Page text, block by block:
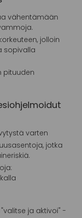
vähentämään
jolloin
sopivalla
pituuden
varten
jotka
ja aktivoi" -